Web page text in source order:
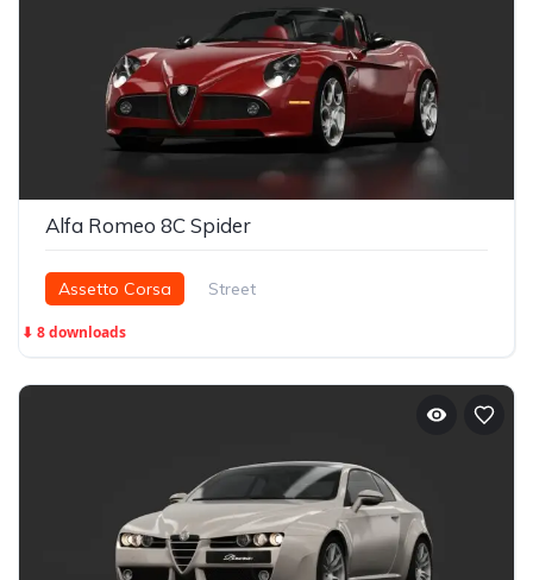
Alfa Romeo 8C Spider
Assetto Corsa Street
⬇ 8 downloads